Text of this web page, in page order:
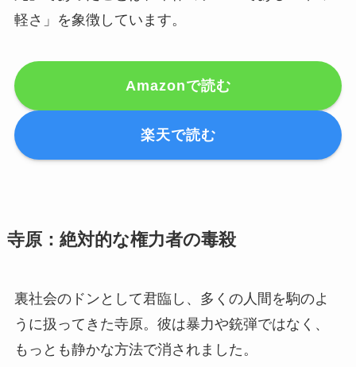
軽さ」を象徴しています。
Amazonで読む
楽天で読む
寺原：絶対的な権力者の毒殺
裏社会のドンとして君臨し、多くの人間を駒のよ
うに扱ってきた寺原。彼は暴力や銃弾ではなく、
もっとも静かな方法で消されました。